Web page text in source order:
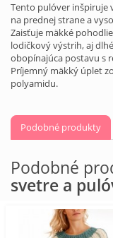
Tento pulóver inšpiruje
na prednej strane a
Zaisťuje mäkké
lodičkový výstrih, aj
obopínajúca postavu s
Príjemný mäkký úplet
polyamidu.
Podobné produkty
Podobné
svetre a